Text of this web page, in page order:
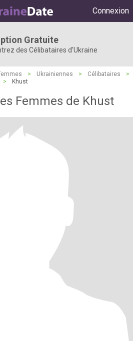
Connexion
Gratuite
des Célibataires d'Ukraine
> Ukrainiennes > Célibataires
>
> Khust
Femmes de Khust